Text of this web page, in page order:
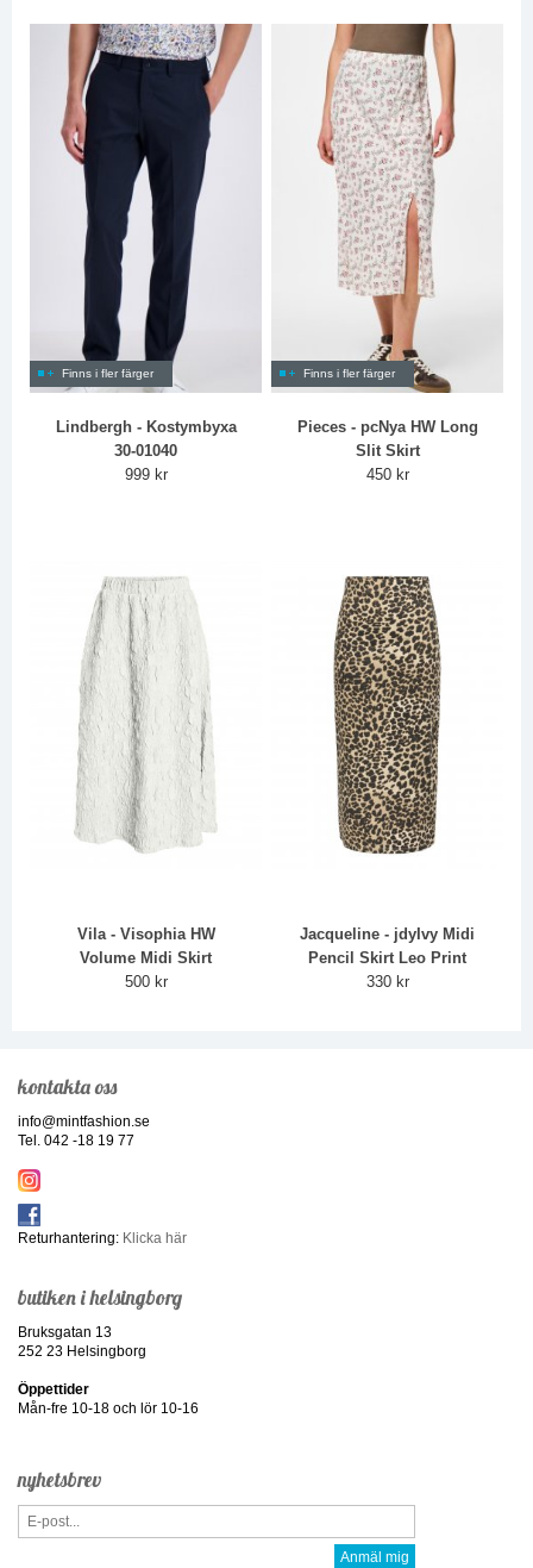
Finns i fler färger
Lindbergh - Kostymbyxa
30-01040
999 kr
Finns i fler färger
Pieces - pcNya HW Long
Slit Skirt
450 kr
Vila - Visophia HW
Volume Midi Skirt
500 kr
Jacqueline - jdyIvy Midi
Pencil Skirt Leo Print
330 kr
kontakta oss
info@mintfashion.se
Tel. 042 -18 19 77
Returhantering: Klicka här
butiken i helsingborg
Bruksgatan 13
252 23 Helsingborg
Öppettider
Mån-fre 10-18 och lör 10-16
nyhetsbrev
Anmäl mig